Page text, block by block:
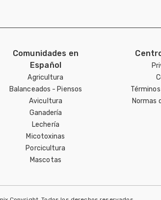
Comunidades en
Español
Agricultura
Balanceados - Piensos
Avicultura
Ganadería
Lechería
Micotoxinas
Porcicultura
Mascotas
Normas